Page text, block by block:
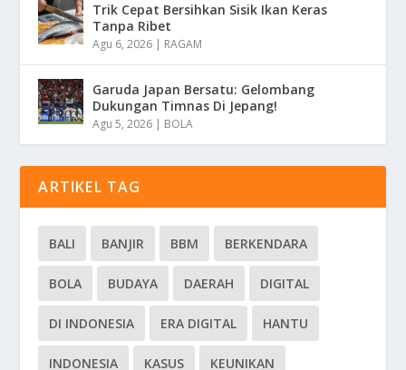
Trik Cepat Bersihkan Sisik Ikan Keras
Tanpa Ribet
Agu 6, 2026 | RAGAM
Garuda Japan Bersatu: Gelombang
Dukungan Timnas Di Jepang!
Agu 5, 2026 | BOLA
ARTIKEL TAG
BALI BANJIR BBM BERKENDARA
BOLA BUDAYA DAERAH DIGITAL
DI INDONESIA ERA DIGITAL HANTU
INDONESIA KASUS KEUNIKAN